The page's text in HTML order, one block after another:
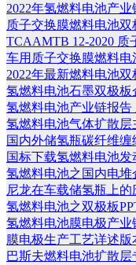
2022年氢燃料电池产
质子交换膜燃料电池
TCAAMTB 12-2020
车用质子交换膜燃料
2022年最新燃料电池
氢燃料电池石墨双极板
氢燃料电池产业链报告
氢燃料电池气体扩散层
国内外储氢瓶碳纤维
国标下载氢燃料电池
氢燃料电池之国内电堆
尼龙在车载储氢瓶上
氢燃料电池之双极板
氢燃料电池膜电极产业
膜电极生产工艺详述版
巴斯夫燃料电池扩散层